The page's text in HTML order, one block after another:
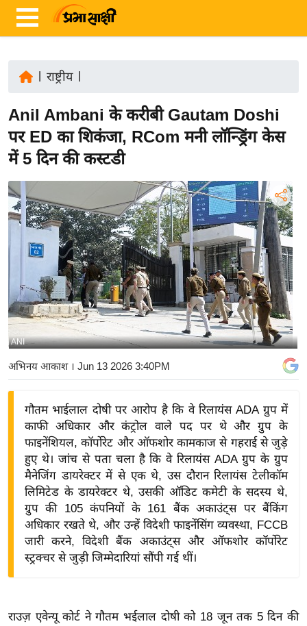
ज़ा
ख
ब
र
रा
ष्ट्री
य
अं
र्रा
ष्ट्री
य
बि
ज़
ने
द्यो
वि
य
राष्ट्रीय|
Anil Ambani के करीबी Gautam Doshi
पर ED का शिकंजा, RCom मनी लॉन्ड्रिंग केस
में 5 दिन की कस्टडी
ANI
अभिनय आकाश। Jun 13 2026 3:40PM
गौतम भाईलाल दोषी पर आरोप है कि वे रिलायंस ADA ग्रुप में
काफी अधिकार और कंट्रोल वाले पद पर थे और ग्रुप के
फाइनेंशियल, कॉर्पोरेट और ऑफशोर कामकाज से गहराई से जुड़े
हुए थे। जांच से पता चला है कि वे रिलायंस ADA ग्रुप के ग्रुप
मैनेजिंग डायरेक्टर में से एक थे, उस दौरान रिलायंस टेलीकॉम
लिमिटेड के डायरेक्टर थे, उसकी ऑडिट कमेटी के सदस्य थे,
ग्रुप की 105 कंपनियों के 161 बैंक अकाउंट्स पर बैंकिंग
अधिकार रखते थे, और उन्हें विदेशी फाइनेंसिंग व्यवस्था, FCCB
जारी करने, विदेशी बैंक अकाउंट्स और ऑफशोर कॉर्पोरेट
स्ट्रक्चर से जुड़ी जिम्मेदारियां सौंपी गई थीं।
राउज़ एवेन्यू कोर्ट ने गौतम भईलाल दोषी को 18 जून तक 5 दिन की